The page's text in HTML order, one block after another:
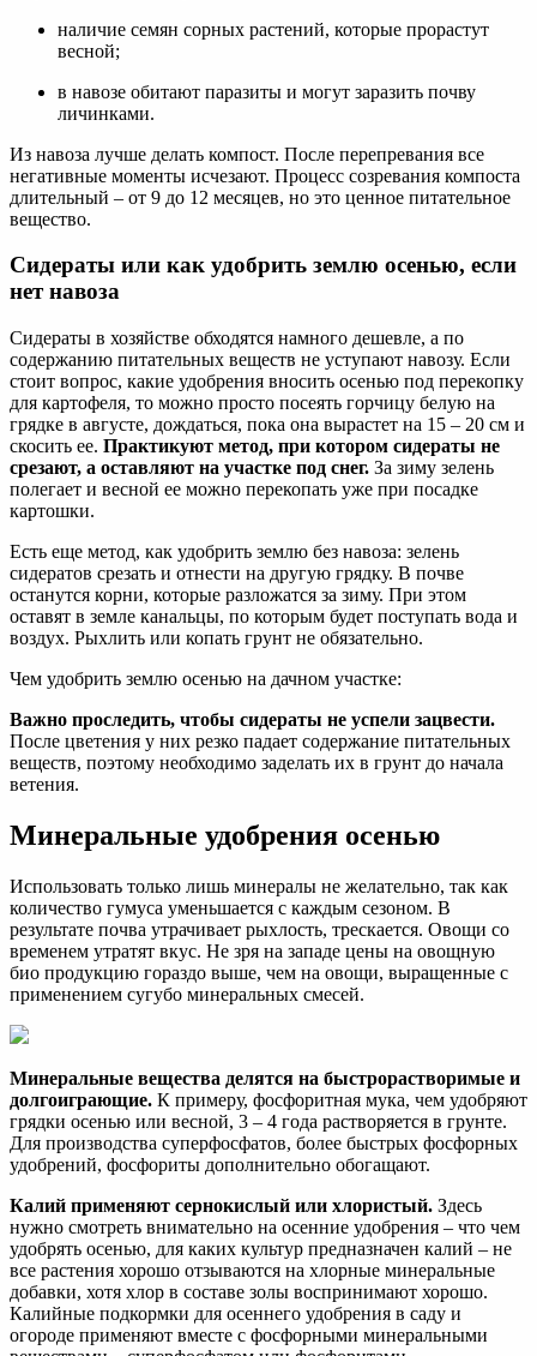
наличие семян сорных растений, которые прорастут
весной;
в навозе обитают паразиты и могут заразить почву
личинками.
Из навоза лучше делать компост. После перепревания все
негативные моменты исчезают. Процесс созревания компоста
длительный – от 9 до 12 месяцев, но это ценное питательное
вещество.
Сидераты или как удобрить землю осенью, если
нет навоза
Сидераты в хозяйстве обходятся намного дешевле, а по
содержанию питательных веществ не уступают навозу. Если
стоит вопрос, какие удобрения вносить осенью под перекопку
для картофеля, то можно просто посеять горчицу белую на
грядке в августе, дождаться, пока она вырастет на 15 – 20 см и
скосить ее. Практикуют метод, при котором сидераты не
срезают, а оставляют на участке под снег. За зиму зелень
полегает и весной ее можно перекопать уже при посадке
картошки.
Есть еще метод, как удобрить землю без навоза: зелень
сидератов срезать и отнести на другую грядку. В почве
останутся корни, которые разложатся за зиму. При этом
оставят в земле канальцы, по которым будет поступать вода и
воздух. Рыхлить или копать грунт не обязательно.
Чем удобрить землю осенью на дачном участке:
Важно проследить, чтобы сидераты не успели зацвести.
После цветения у них резко падает содержание питательных
веществ, поэтому необходимо заделать их в грунт до начала
ветения.
Минеральные удобрения осенью
Использовать только лишь минералы не желательно, так как
количество гумуса уменьшается с каждым сезоном. В
результате почва утрачивает рыхлость, трескается. Овощи со
временем утратят вкус. Не зря на западе цены на овощную
био продукцию гораздо выше, чем на овощи, выращенные с
применением сугубо минеральных смесей.
Минеральные вещества делятся на быстрорастворимые и
долгоиграющие. К примеру, фосфоритная мука, чем удобряют
грядки осенью или весной, 3 – 4 года растворяется в грунте.
Для производства суперфосфатов, более быстрых фосфорных
удобрений, фосфориты дополнительно обогащают.
Калий применяют сернокислый или хлористый. Здесь
нужно смотреть внимательно на осенние удобрения – что чем
удобрять осенью, для каких культур предназначен калий – не
все растения хорошо отзываются на хлорные минеральные
добавки, хотя хлор в составе золы воспринимают хорошо.
Калийные подкормки для осеннего удобрения в саду и
огороде применяют вместе с фосфорными минеральными